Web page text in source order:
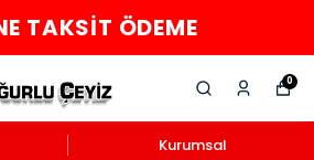
TAKSIT ÖDEME
0
Kurumsal